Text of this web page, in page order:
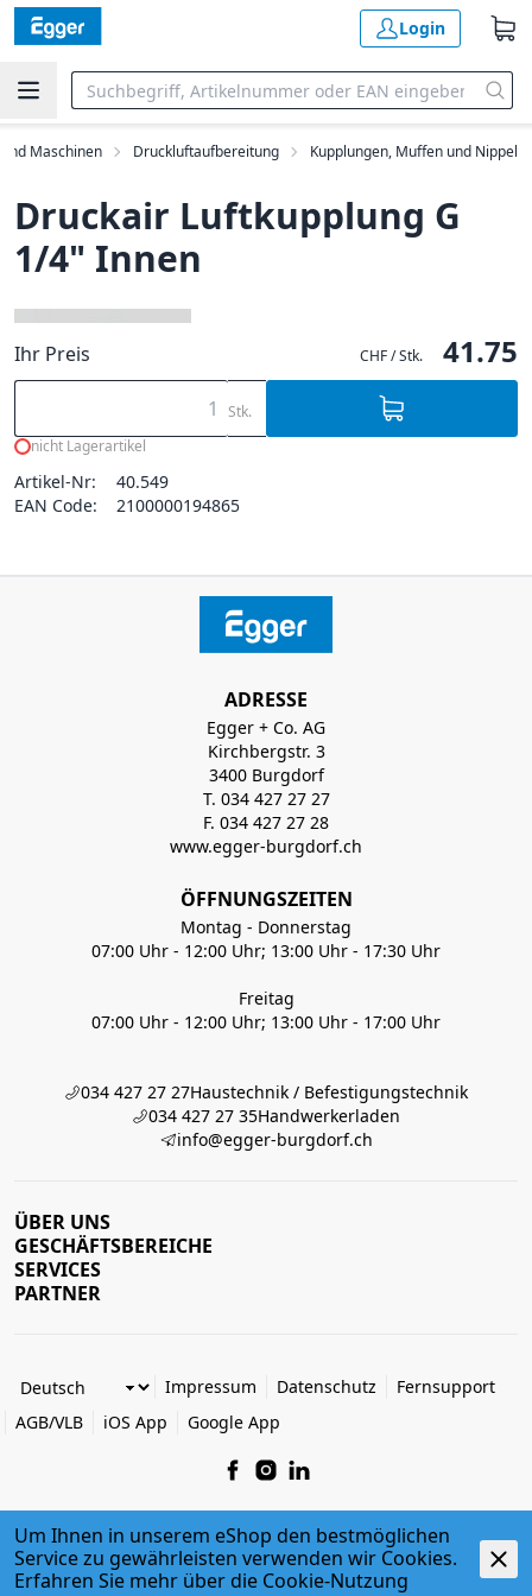
Login
Maschinen Druckluftaufbereitung Kupplungen, Muffen und Nippel
Druckair Luftkupplung G
1/4" Innen
Ihr Preis CHF / Stk. 41.75
Stk.
nicht Lagerartikel
Artikel-Nr:
40.549
EAN Code:
2100000194865
ADRESSE
Egger + Co. AG
Kirchbergstr. 3
3400 Burgdorf
T. 034 427 27 27
F. 034 427 27 28
www.egger-burgdorf.ch
ÖFFNUNGSZEITEN
Montag - Donnerstag
07:00 Uhr - 12:00 Uhr; 13:00 Uhr - 17:30 Uhr
Freitag
07:00 Uhr - 12:00 Uhr; 13:00 Uhr - 17:00 Uhr
034 427 27 27Haustechnik / Befestigungstechnik
034 427 27 35Handwerkerladen
info@egger-burgdorf.ch
ÜBER UNS
GESCHÄFTSBEREICHE
SERVICES
PARTNER
Impressum Datenschutz
Fernsupport
AGB/VLB
iOS App Google App
© 2026 Egger + Co. AG
powered by polynorm
Um Ihnen in unserem eShop den bestmöglichen
Service zu gewährleisten verwenden wir Cookies.
Erfahren Sie mehr über die Cookie-Nutzung